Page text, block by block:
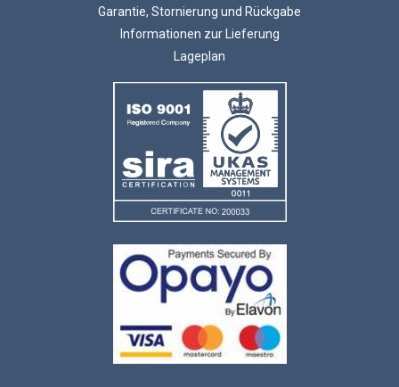
Garantie, Stornierung und Rückgabe
Informationen zur Lieferung
Lageplan